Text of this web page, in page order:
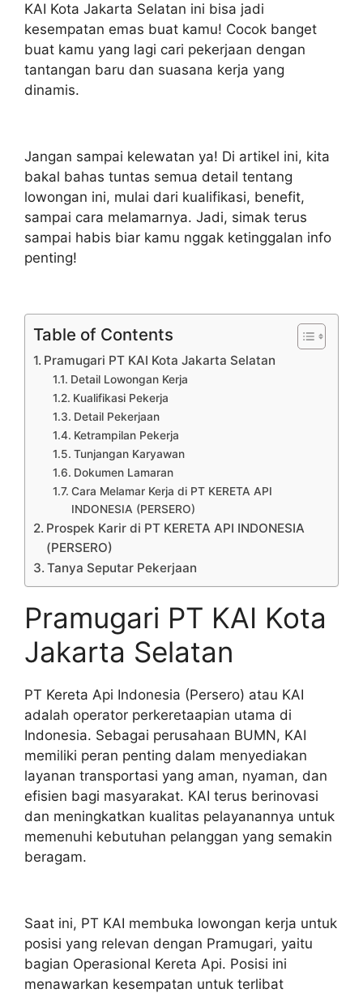
KAI Kota Jakarta Selatan ini bisa jadi
kesempatan emas buat kamu! Cocok banget
buat kamu yang lagi cari pekerjaan dengan
tantangan baru dan suasana kerja yang
dinamis.
Jangan sampai kelewatan ya! Di artikel ini, kita
bakal bahas tuntas semua detail tentang
lowongan ini, mulai dari kualifikasi, benefit,
sampai cara melamarnya. Jadi, simak terus
sampai habis biar kamu nggak ketinggalan info
penting!
Table of Contents
Pramugari PT KAI Kota Jakarta Selatan
Detail Lowongan Kerja
Kualifikasi Pekerja
Detail Pekerjaan
Ketrampilan Pekerja
Tunjangan Karyawan
Dokumen Lamaran
Cara Melamar Kerja di PT KERETA API
INDONESIA (PERSERO)
Prospek Karir di PT KERETA API INDONESIA
(PERSERO)
Tanya Seputar Pekerjaan
Pramugari PT KAI Kota
Jakarta Selatan
PT Kereta Api Indonesia (Persero) atau KAI
adalah operator perkeretaapian utama di
Indonesia. Sebagai perusahaan BUMN, KAI
memiliki peran penting dalam menyediakan
layanan transportasi yang aman, nyaman, dan
efisien bagi masyarakat. KAI terus berinovasi
dan meningkatkan kualitas pelayanannya untuk
memenuhi kebutuhan pelanggan yang semakin
beragam.
Saat ini, PT KAI membuka lowongan kerja untuk
posisi yang relevan dengan Pramugari, yaitu
bagian Operasional Kereta Api. Posisi ini
menawarkan kesempatan untuk terlibat